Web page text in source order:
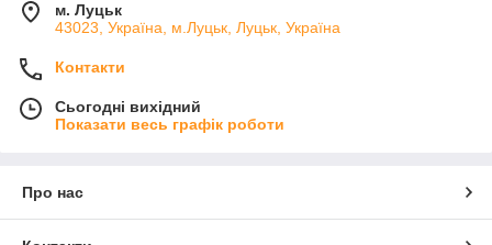
м. Луцьк
43023, Україна, м.Луцьк, Луцьк, Україна
Контакти
Сьогодні вихідний
Показати весь графік роботи
Про нас